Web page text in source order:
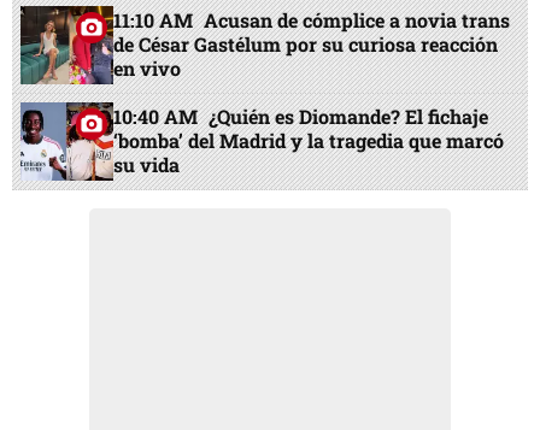
11:10 AM Acusan de cómplice a novia trans
de César Gastélum por su curiosa reacción
en vivo
10:40 AM ¿Quién es Diomande? El fichaje
‘bomba’ del Madrid y la tragedia que marcó
su vida